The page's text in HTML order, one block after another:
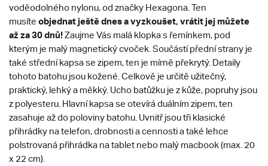
voděodolného nylonu, od značky Hexagona. Ten
musíte objednat ještě dnes a vyzkoušet, vrátit jej můžete
až za 30 dnů!Zaujme Vás malá klopka s řemínkem, pod
kterým je malý magnetický cvoček. Součástí přední strany je
také střední kapsa se zipem, ten je mírně překrytý. Detaily
tohoto batohu jsou kožené. Celkově je určitě užitečný,
praktický, lehký a měkký. Ucho batůžku je z kůže, popruhy jsou
z polyesteru. Hlavní kapsa se otevírá duálním zipem, ten
zasahuje až do poloviny batohu. Uvnitř jsou tři klasické
přihrádky na telefon, drobnosti a cennosti a také lehce
polstrovaná přihrádka na tablet nebo malý macbook (max. 20
x 22 cm).